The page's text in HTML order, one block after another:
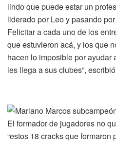
lindo que puede estar un
liderado por Leo y pasando
Felicitar a cada uno de los
que estuvieron acá, y los que
hacen lo imposible por ayudar
les llega a sus clubes”,
El formador de jugadores no
“estos 18 cracks que formaron